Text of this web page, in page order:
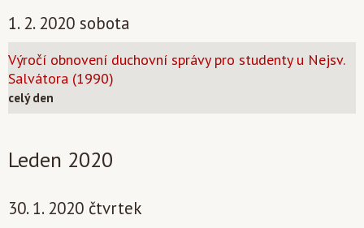
1. 2. 2020 sobota
Výročí obnovení duchovní správy pro studenty u Nejsv.
Salvátora (1990)
celý den
Leden 2020
30. 1. 2020 čtvrtek